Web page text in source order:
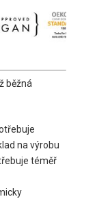
běžná
na výrobu
téměř